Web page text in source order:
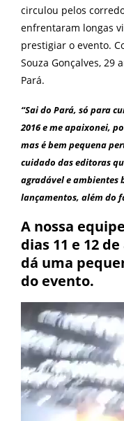
circulou pelos
enfrentaram longas
prestigiar o evento.
Souza Gonçalves, 29
Pará.
“Sai do Pará, só para
2016 e me apaixonei,
mas é bem pequena
cuidado das editoras
agradável e ambientes
lançamentos, além do
A nossa
dias 11 e 12
dá uma
do evento.